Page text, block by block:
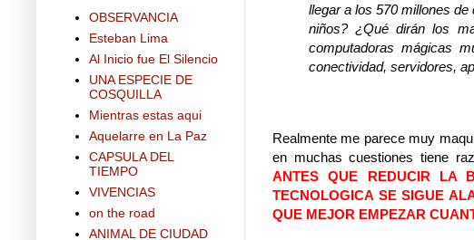
llegar a los 570 millones de
niños? ¿Qué dirán los
computadoras mágicas
conectividad, servidores,
Realmente me parece muy
en muchas cuestiones tiene
ANTES QUE REDUCIR LA
TECNOLOGICA SE SIGUE
QUE MEJOR EMPEZAR
OBSERVANCIA
Esteban Lima
Al Inicio fue El Silencio
UNA ESPECIE DE
COSQUILLA
Mientras estas aqui
Aquelarre en La Paz
CAPSULA DEL
TIEMPO
VIVENCIAS
on the road
ANIMAL DE CIUDAD